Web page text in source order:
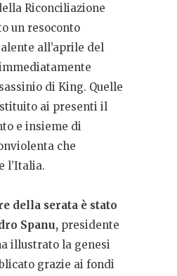
Riconciliazione
un resoconto
all’aprile del
di King. Quelle
ai presenti il
e insieme di
che
l’Italia.
della serata è stato
Spanu, presidente
illustrato la genesi
grazie ai fondi